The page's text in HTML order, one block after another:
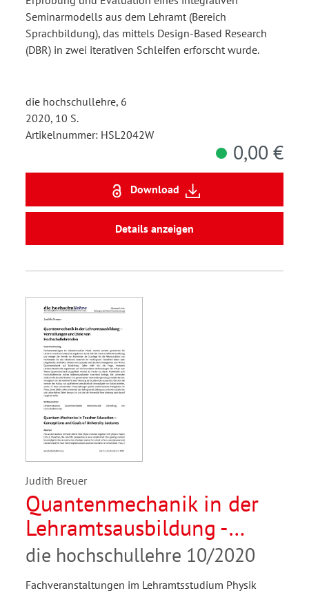
Seminarmodells aus dem Lehramt (Bereich
Sprachbildung), das mittels Design-Based Research
(DBR) in zwei iterativen Schleifen erforscht wurde.
die hochschullehre, 6
2020, 10 S.
Artikelnummer: HSL2042W
0,00 €
Download
Details anzeigen
Judith Breuer
Quantenmechanik in der
Lehramtsausbildung -
Vorstellungen und Ziele
von Hochschullehrenden
die hochschullehre 10/2020
Fachveranstaltungen im Lehramtsstudium Physik